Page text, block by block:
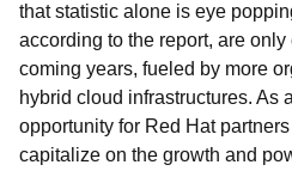
that statistic alone is eye
according to the report, are
coming years, fueled by more
hybrid cloud infrastructures. As
opportunity for Red Hat
capitalize on the growth and